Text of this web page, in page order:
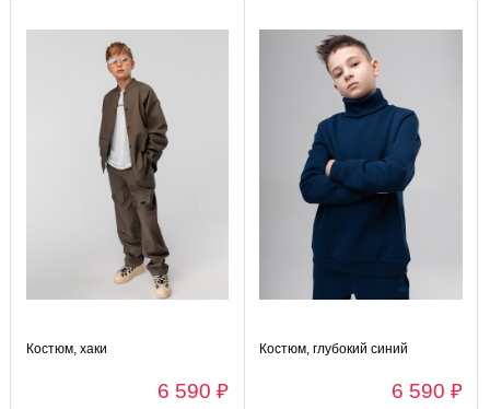
Костюм, хаки
6 590 ₽
Костюм, глубокий синий
6 590 ₽